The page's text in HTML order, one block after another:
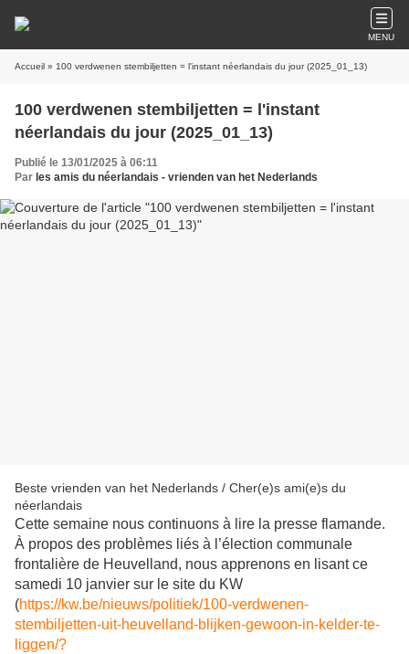
MENU
Accueil » 100 verdwenen stembiljetten = l'instant néerlandais du jour (2025_01_13)
100 verdwenen stembiljetten = l'instant
néerlandais du jour (2025_01_13)
Publié le 13/01/2025 à 06:11
Par les amis du néerlandais - vrienden van het Nederlands
Beste vrienden van het Nederlands / Cher(e)s ami(e)s du
néerlandais
Cette semaine nous continuons à lire la presse flamande.
À propos des problèmes liés à l’élection communale
frontalière de Heuvelland, nous apprenons en lisant ce
samedi 10 janvier sur le site du KW
(https://kw.be/nieuws/politiek/100-verdwenen-
stembiljetten-uit-heuvelland-blijken-gewoon-in-kelder-te-
liggen/?